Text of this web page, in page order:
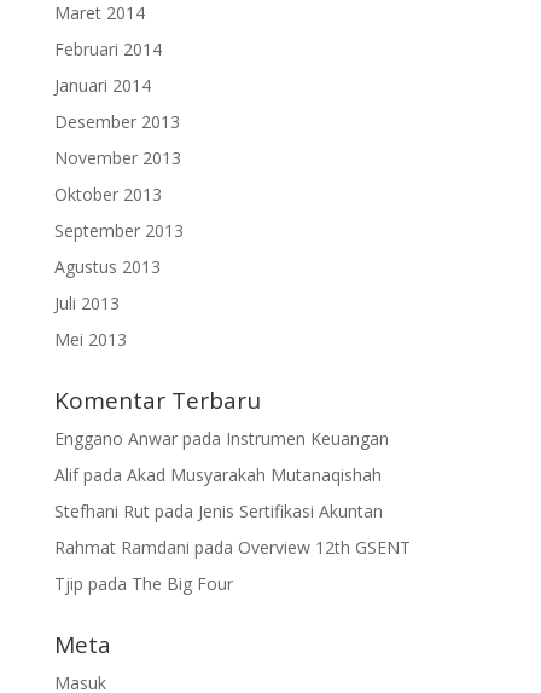
Maret 2014
Februari 2014
Januari 2014
Desember 2013
November 2013
Oktober 2013
September 2013
Agustus 2013
Juli 2013
Mei 2013
Komentar Terbaru
Enggano Anwarpada Instrumen Keuangan
Alifpada Akad Musyarakah Mutanaqishah
Stefhani Rutpada Jenis Sertifikasi Akuntan
Rahmat Ramdani pada Overview 12th GSENT
Tjip pada The Big Four
Meta
Masuk